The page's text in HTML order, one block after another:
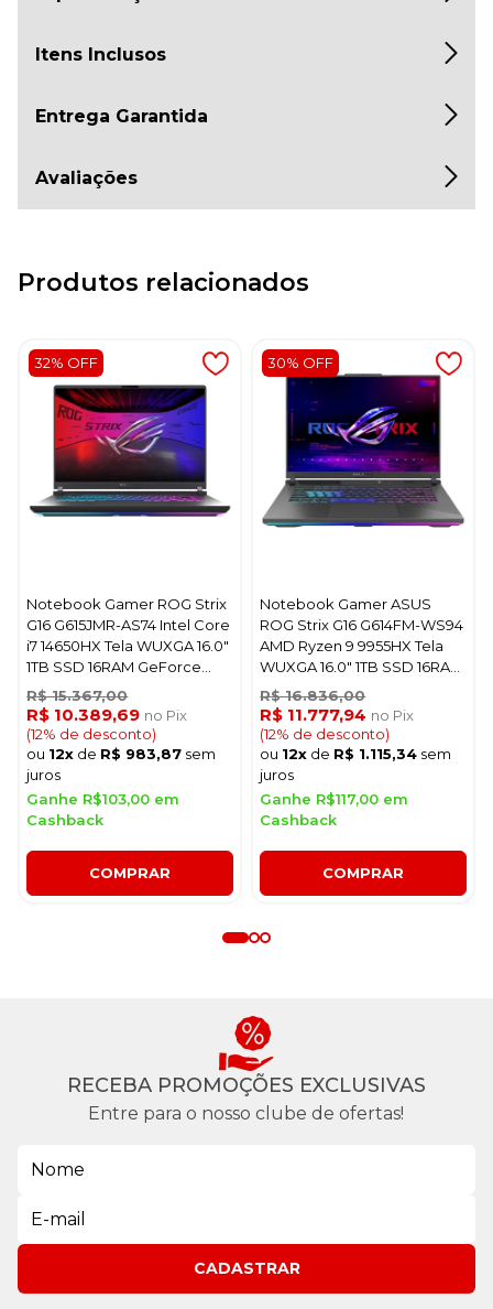
Itens Inclusos
Entrega Garantida
Avaliações
Produtos relacionados
32% OFF
Notebook Gamer ROG Strix
G16 G615JMR-AS74 Intel Core
i7 14650HX Tela WUXGA 16.0"
1TB SSD 16RAM GeForce
RTX5060 8GB - Eclipse Cinza
R$ 15.367,00
R$ 10.389,69 no Pix
(12% de desconto)
ou 12x de R$ 983,87 sem
juros
Ganhe R$103,00 em
Cashback
COMPRAR
30% OFF
Notebook Gamer ASUS
ROG Strix G16 G614FM-WS94
AMD Ryzen 9 9955HX Tela
WUXGA 16.0" 1TB SSD 16RAM
GeForce RTX5060 8GB -
Eclipse Cinza
R$ 16.836,00
R$ 11.777,94 no Pix
(12% de desconto)
ou 12x de R$ 1.115,34 sem
juros
Ganhe R$117,00 em
Cashback
COMPRAR
RECEBA PROMOÇÕES EXCLUSIVAS
Entre para o nosso clube de ofertas!
CADASTRAR